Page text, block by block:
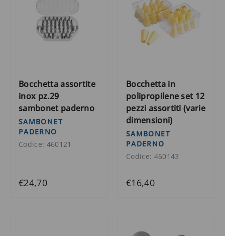
Bocchetta assortite
inox pz.29
sambonet paderno
SAMBONET
PADERNO
Codice: 460121
€24,70
Bocchetta in
polipropilene set 12
pezzi assortiti (varie
dimensioni)
SAMBONET
PADERNO
Codice: 460143
€16,40